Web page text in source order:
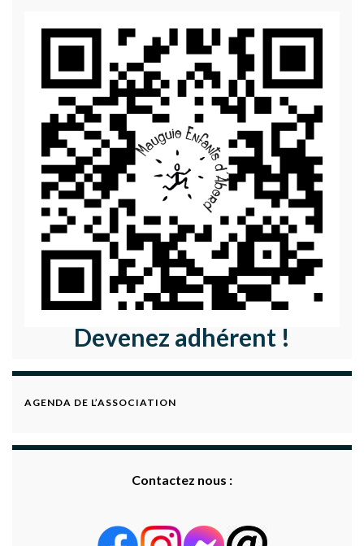
Devenez adhérent !
AGENDA DE L’ASSOCIATION
Contactez nous :